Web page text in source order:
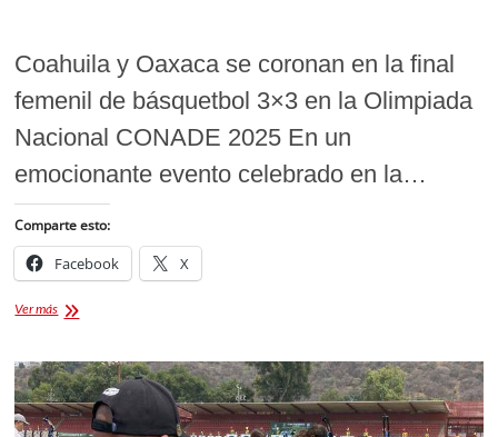
Coahuila y Oaxaca se coronan en la final
femenil de básquetbol 3×3 en la Olimpiada
Nacional CONADE 2025 En un
emocionante evento celebrado en la…
Comparte esto:
Facebook X
Ver másCoahuila
brillan
en
básquetbol
3×3